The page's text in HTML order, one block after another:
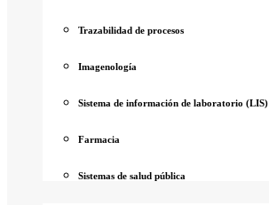
Trazabilidad de procesos
Imagenología
Sistema de información de laboratorio (LIS)
Farmacia
Sistemas de salud pública